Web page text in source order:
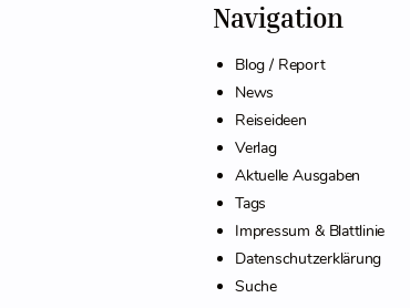
Navigation
Blog / Report
News
Reiseideen
Verlag
Aktuelle Ausgaben
Tags
Impressum & Blattlinie
Datenschutzerklärung
Suche